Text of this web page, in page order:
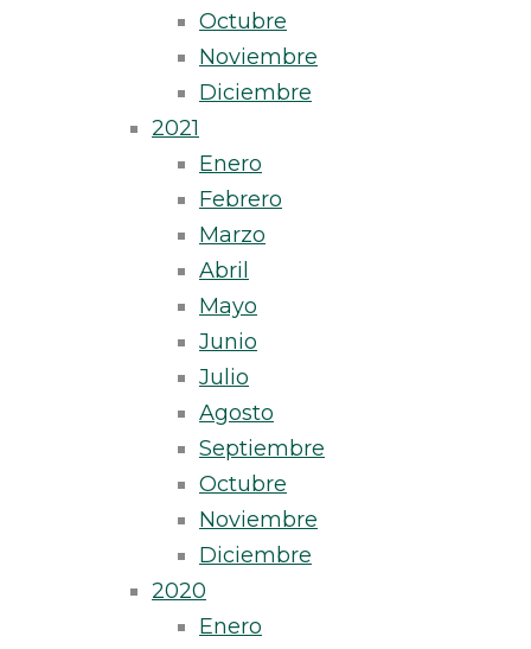
Octubre
Noviembre
Diciembre
2021
Enero
Febrero
Marzo
Abril
Mayo
Junio
Julio
Agosto
Septiembre
Octubre
Noviembre
Diciembre
2020
Enero